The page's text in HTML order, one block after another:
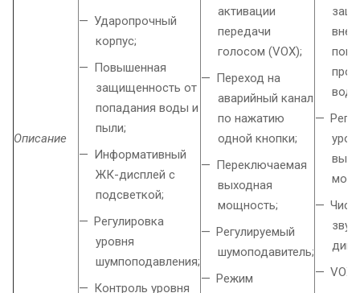
Описание
Ударопрочный
корпус;
Повышенная
защищенность от
попадания воды и
пыли;
Информативный
ЖК-дисплей с
подсветкой;
Регулировка
уровня
шумпоподавления;
Контроль уровня
активации
передачи
голосом (VOX);
Переход на
аварийный канал
по нажатию
одной кнопки;
Переключаемая
выходная
мощность;
Регулируемый
шумоподавитель;
Режим
VOX;